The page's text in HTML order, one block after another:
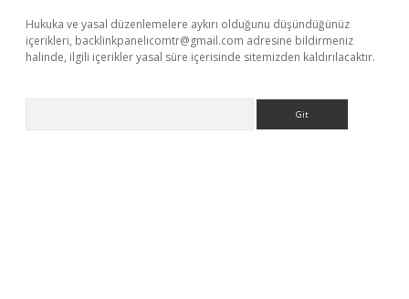
Hukuka ve yasal düzenlemelere aykırı olduğunu düşündüğünüz
içerikleri, backlinkpanelicomtr@gmail.com adresine bildirmeniz
halinde, ilgili içerikler yasal süre içerisinde sitemizden kaldırılacaktır.